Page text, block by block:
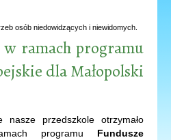
osób niedowidzących i niewidomych.
w ramach programu
dla Małopolski
nasze przedszkole otrzymało
programu Fundusze